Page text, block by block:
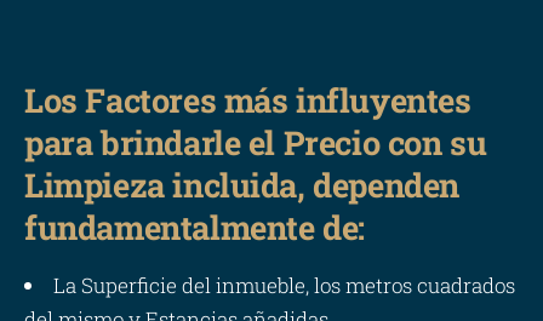
Los Factores más influyentes
para brindarle el Precio con su
Limpieza incluida, dependen
fundamentalmente de:
La Superficie del inmueble, los metros cuadrados